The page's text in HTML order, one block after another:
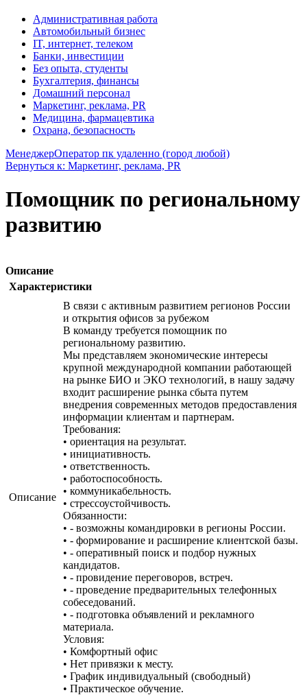
Административная работа
Автомобильный бизнес
IT, интернет, телеком
Банки, инвестиции
Без опыта, студенты
Бухгалтерия, финансы
Домашний персонал
Маркетинг, реклама, PR
Медицина, фармацевтика
Охрана, безопасность
МенеджерОператор пк удаленно (город любой)
Вернуться к: Маркетинг, реклама, PR
Помощник по региональному
развитию
Описание
Характеристики
Описание
В связи с активным развитием регионов России
и открытия офисов за рубежом
В команду требуется помощник по
региональному развитию.
Мы представляем экономические интересы
крупной международной компании работающей
на рынке БИО и ЭКО технологий, в нашу задачу
входит расширение рынка сбыта путем
внедрения современных методов предоставления
информации клиентам и партнерам.
Требования:
• ориентация на результат.
• инициативность.
• ответственность.
• работоспособность.
• коммуникабельность.
• стрессоустойчивость.
Обязанности:
• - возможны командировки в регионы России.
• - формирование и расширение клиентской базы.
• - оперативный поиск и подбор нужных
кандидатов.
• - провидение переговоров, встреч.
• - проведение предварительных телефонных
собеседований.
• - подготовка объявлений и рекламного
материала.
Условия:
• Комфортный офис
• Нет привязки к месту.
• График индивидуальный (свободный)
• Практическое обучение.